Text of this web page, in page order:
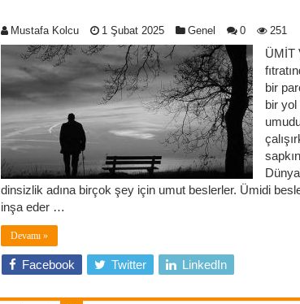
Mustafa Kolcu 1 Şubat 2025 Genel 0 251
ÜMİT
bir
bir yol
dinsizlik adına birçok şey için umut beslerler. Ümidi
inşa eder …
Devamı »
Facebook Twitter LinkedIn